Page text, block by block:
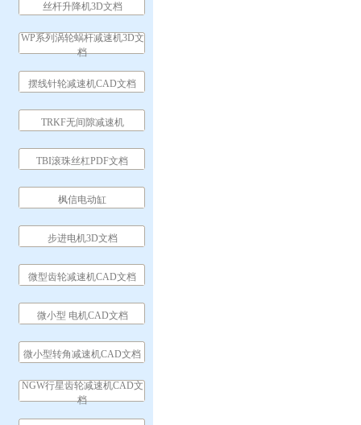
丝杆升降机3D文档
WP系列涡轮蜗杆减速机3D文
档
摆线针轮减速机CAD文档
TRKF无间隙减速机
TBI滚珠丝杠PDF文档
枫信电动缸
步进电机3D文档
微型齿轮减速机CAD文档
微小型 电机CAD文档
微小型转角减速机CAD文档
NGW行星齿轮减速机CAD文
档